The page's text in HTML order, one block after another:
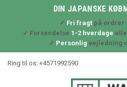
DIN JAPANSKE
✓ Fri fragtpå ordrer
✓ Forsendelse 1-2 hverdage
✓ Personlig vejledning
Ring til os: +4571992590